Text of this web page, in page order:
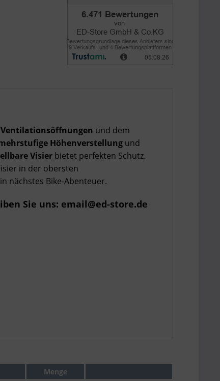
Ventilationsöffnungen und dem
Höhenverstellung und
Visier bietet perfekten Schutz.
in der obersten
nächstes Bike-Abenteuer.
Sie uns: email@ed-store.de
Menge